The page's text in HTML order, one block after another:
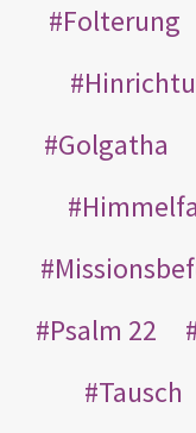
Folterung
Golgatha
Psalm 22
Tausch